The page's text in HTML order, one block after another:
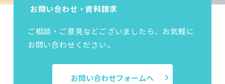
お問い合わせ・資料請求
ご相談・ご意見などございましたら、お気軽に
お問い合わせください。
お問い合わせフォームへ